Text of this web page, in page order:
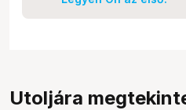
Utoljára